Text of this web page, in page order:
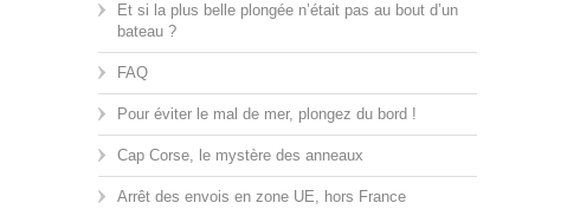
Et si la plus belle plongée n’était pas au bout d’un
bateau ?
FAQ
Pour éviter le mal de mer, plongez du bord !
Cap Corse, le mystère des anneaux
Arrêt des envois en zone UE, hors France